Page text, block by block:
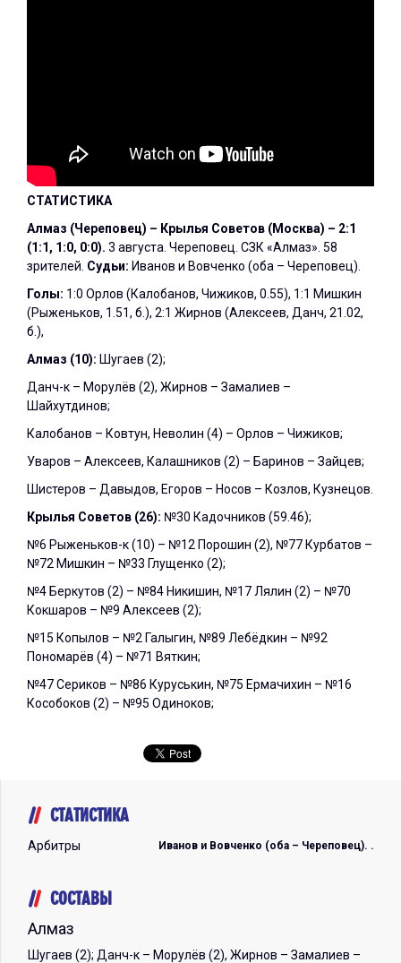
СТАТИСТИКА
Алмаз (Череповец) – Крылья Советов (Москва) – 2:1
(1:1, 1:0, 0:0). 3 августа. Череповец. СЗК «Алмаз». 58
зрителей. Судьи: Иванов и Вовченко (оба – Череповец).
Голы: 1:0 Орлов (Калобанов, Чижиков, 0.55), 1:1 Мишкин
(Рыженьков, 1.51, б.), 2:1 Жирнов (Алексеев, Данч, 21.02,
б.),
Алмаз (10): Шугаев (2);
Данч-к – Морулёв (2), Жирнов – Замалиев –
Шайхутдинов;
Калобанов – Ковтун, Неволин (4) – Орлов – Чижиков;
Уваров – Алексеев, Калашников (2) – Баринов – Зайцев;
Шистеров – Давыдов, Егоров – Носов – Козлов, Кузнецов.
Крылья Советов (26): №30 Кадочников (59.46);
№6 Рыженьков-к (10) – №12 Порошин (2), №77 Курбатов –
№72 Мишкин – №33 Глущенко (2);
№4 Беркутов (2) – №84 Никишин, №17 Лялин (2) – №70
Кокшаров – №9 Алексеев (2);
№15 Копылов – №2 Галыгин, №89 Лебёдкин – №92
Пономарёв (4) – №71 Вяткин;
№47 Сериков – №86 Куруськин, №75 Ермачихин – №16
Кособоков (2) – №95 Одиноков;
СТАТИСТИКА
Арбитры Иванов и Вовченко (оба – Череповец). .
СОСТАВЫ
Алмаз
Шугаев (2); Данч-к – Морулёв (2), Жирнов – Замалиев –